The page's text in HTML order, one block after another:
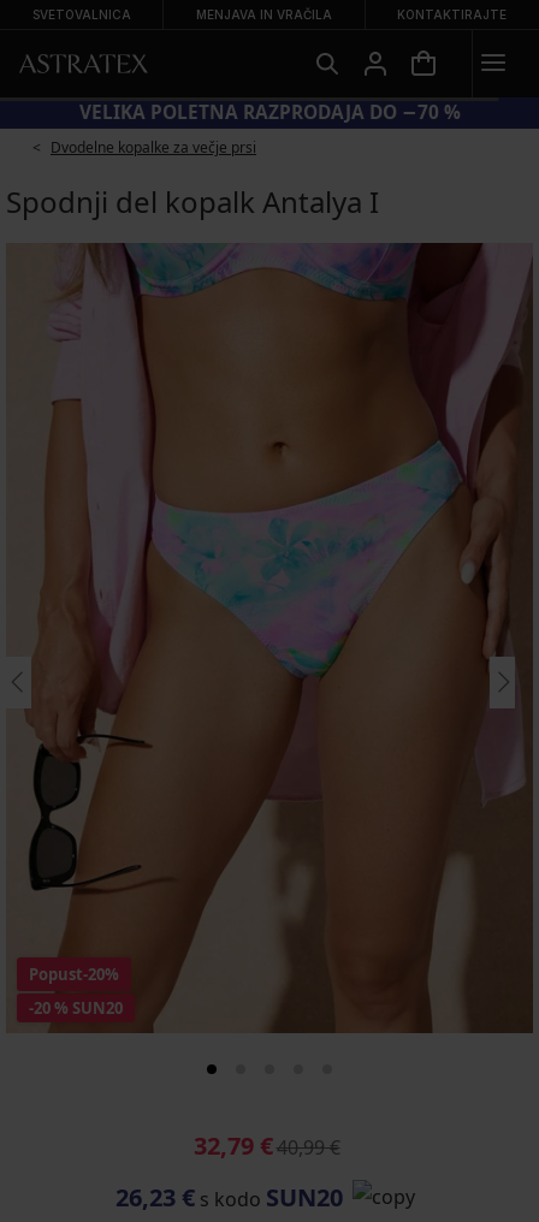
SVETOVALNICA MENJAVA IN VRAČILA KONTAKTIRAJTE
VELIKA
−20 % NA ZNIŽANE KOPALKE
Dvodelne kopalke za večje prsi
Spodnji del kopalk Antalya I
-20 % SUN20
Popust-20%
32,79 €40,99 €
26,23 €s kodo SUN20